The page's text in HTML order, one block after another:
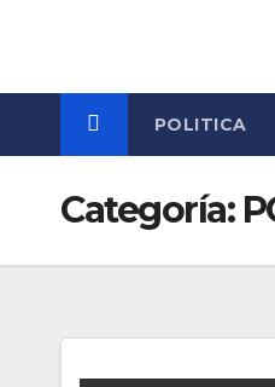
content
POLITICA
Categoría: